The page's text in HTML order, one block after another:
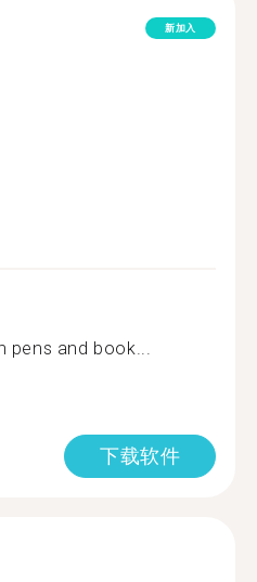
新加入
pens and book...
下载软件